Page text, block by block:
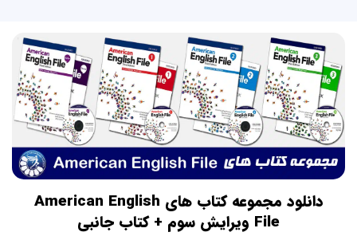
دانلود مجموعه کتاب های American English
File ویرایش سوم + کتاب جانبی